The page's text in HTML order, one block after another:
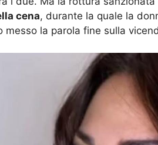
cena, durante la quale la
messo la parola fine sulla